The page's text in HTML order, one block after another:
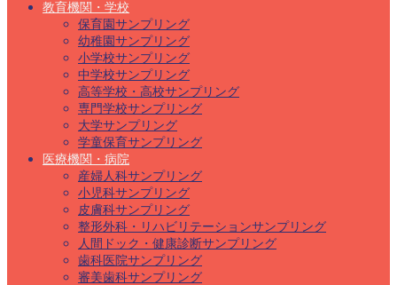
教育機関・学校
保育園サンプリング
幼稚園サンプリング
小学校サンプリング
中学校サンプリング
高等学校・高校サンプリング
専門学校サンプリング
大学サンプリング
学童保育サンプリング
医療機関・病院
産婦人科サンプリング
小児科サンプリング
皮膚科サンプリング
整形外科・リハビリテーションサンプリング
人間ドック・健康診断サンプリング
歯科医院サンプリング
審美歯科サンプリング